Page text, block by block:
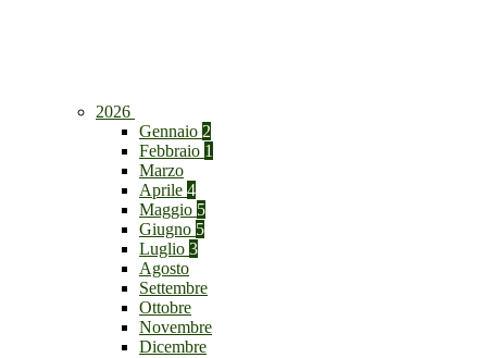
2026
Gennaio 2
Febbraio 1
Marzo
Aprile 4
Maggio 5
Giugno 5
Luglio 3
Agosto
Settembre
Ottobre
Novembre
Dicembre